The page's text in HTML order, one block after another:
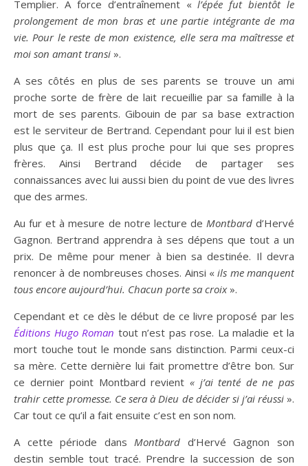
Templier. A force d’entraînement «l’épée fut bientôt le
prolongement de mon bras et une partie intégrante de ma
vie. Pour le reste de mon existence, elle sera ma maîtresse et
moi son amant transi ».
A ses côtés en plus de ses parents se trouve un ami
proche sorte de frère de lait recueillie par sa famille à la
mort de ses parents. Gibouin de par sa base extraction
est le serviteur de Bertrand. Cependant pour lui il est bien
plus que ça. Il est plus proche pour lui que ses propres
frères. Ainsi Bertrand décide de partager ses
connaissances avec lui aussi bien du point de vue des livres
que des armes.
Au fur et à mesure de notre lecture de Montbardd’Hervé
Gagnon. Bertrand apprendra à ses dépens que tout a un
prix. De même pour mener à bien sa destinée. Il devra
renoncer à de nombreuses choses. Ainsi «ils me manquent
tous encore aujourd’hui. Chacun porte sa croix».
Cependant et ce dès le début de ce livre proposé par les
Éditions Hugo Roman tout n’est pas rose. La maladie et la
mort touche tout le monde sans distinction. Parmi ceux-ci
sa mère. Cette dernière lui fait promettre d’être bon. Sur
ce dernier point Montbard revient « j’ai tenté de ne pas
trahir cette promesse. Ce sera à Dieu de décider si j’ai réussi ».
Car tout ce qu’il a fait ensuite c’est en son nom.
A cette période dansMontbard d’Hervé Gagnon son
destin semble tout tracé. Prendre la succession de son